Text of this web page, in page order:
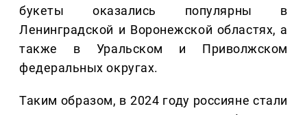
букеты оказались популярны в
Ленинградской и Воронежской областях, а
также в Уральском и Приволжском
федеральных округах.
Таким образом, в 2024 году россияне стали